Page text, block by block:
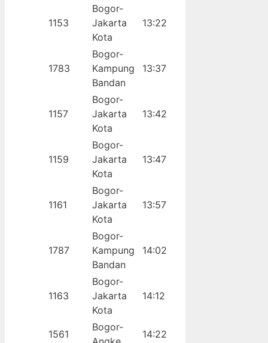
1153
Bogor-
Jakarta
Kota
13:22
1783
Bogor-
Kampung
Bandan
13:37
1157
Bogor-
Jakarta
Kota
13:42
1159
Bogor-
Jakarta
Kota
13:47
1161
Bogor-
Jakarta
Kota
13:57
1787
Bogor-
Kampung
Bandan
14:02
1163
Bogor-
Jakarta
Kota
14:12
1561
Bogor-
14:22